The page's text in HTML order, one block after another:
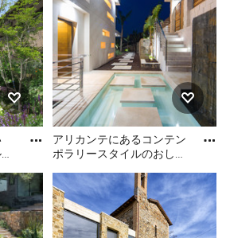
保存したり、その写真の住宅を手
の理想の庭 (階段) のデザインや間
みましょう。 日本や海外のおし
がいっぱいの Houzz を、あなた
やリフォームのアイデア集めに是
い
ルの
き、
アリカンテにあるコンテン
ポラリースタイルのおしゃ
アリカンテにあるコンテン
ポラリースタイルのおしゃ
れな横庭 (階段) の写真